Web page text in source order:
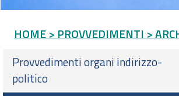
HOME > PROVVEDIMENTI >
Provvedimenti organi indirizzo-
politico